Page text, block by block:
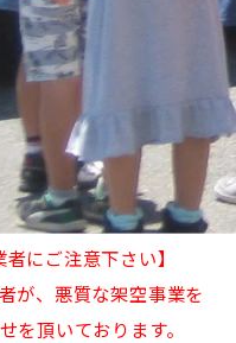
にご注意下さい】
が、悪質な架空事業を
を頂いております。